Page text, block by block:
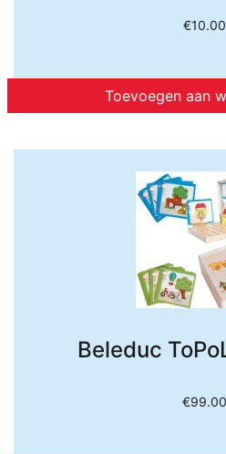
€10.00
Toevoegen aan
Beleduc
€99.00